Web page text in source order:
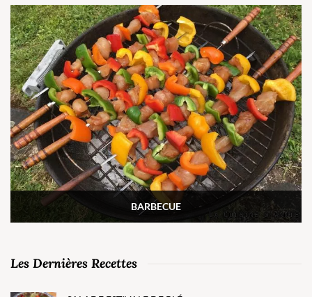
BARBECUE
Les Dernières Recettes